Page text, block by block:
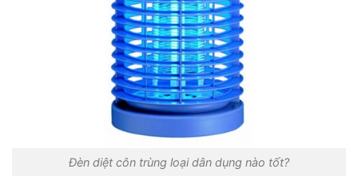
Đèn diệt côn trùng loại dân dụng nào tốt?